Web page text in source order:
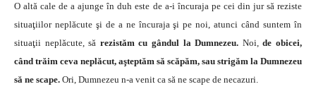
O altă cale de a ajunge în duh este de a-i încuraja pe cei din jur să reziste
situaţiilor neplăcute şi de a ne încuraja şi pe noi, atunci când suntem în
situaţii neplăcute, să rezistăm cu gândul la Dumnezeu. Noi,de obicei,
când trăim ceva neplăcut, aşteptăm să scăpăm, sau strigăm la Dumnezeu
să ne scape. Ori, Dumnezeu n-a venit ca să ne scape de necazuri.